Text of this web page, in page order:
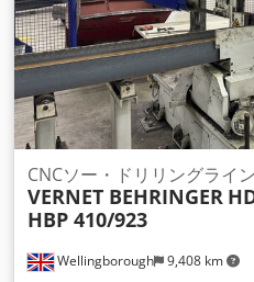
Wellingborough 9,408 km
CNCソー・ドリリングライン
VERNET BEHRINGER
HBP 410/923